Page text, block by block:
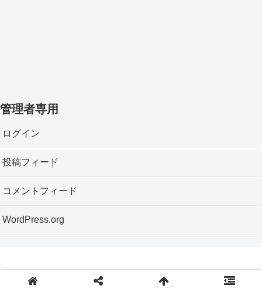
管理者専用
ログイン
投稿フィード
コメントフィード
WordPress.org
Copyright © 2012 神戸垂水おもちゃ箱 All Rights Reserved.